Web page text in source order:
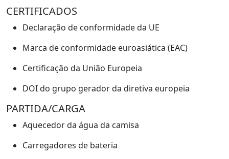
CERTIFICADOS
Declaração de conformidade da UE
Marca de conformidade euroasiática (EAC)
Certificação da União Europeia
DOI do grupo gerador da diretiva europeia
PARTIDA/CARGA
Aquecedor da água da camisa
Carregadores de bateria